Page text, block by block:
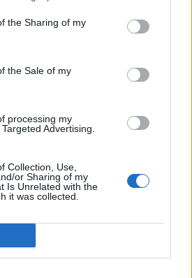
the Sharing of my
the Sale of my
processing my
Advertising.
Collection, Use,
or Sharing of my
Is Unrelated with the
it was collected.
della
16.00Fattorie
di cucina
agriturismi/fattorie
e laboratori
il mondo della campagna
di conoscenza diretta
tecniche di produzione. A